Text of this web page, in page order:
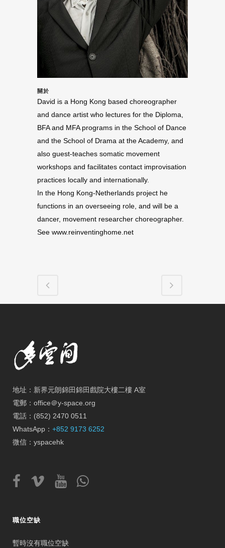
關於
David is a Hong Kong based choreographer
and dance artist who lectures for the Diploma,
BFA and MFA programs in the School of Dance
and the School of Drama at the Academy, and
also guest-teaches somatic movement
workshops and facilitates contact improvisation
practices locally and internationally.
In the Hong Kong-Netherlands project he
functions in an overseeing role, and will be a
dancer, movement researcher choreographer.
See www.reinventinghome.net
地址：新界元朗錦田錦田戲院大樓二樓 A室
電郵：office＠y-space.org
電話：(852) 2470 0511
WhatsApp： +852 9173 6252
微信：yspacehk
職位空缺
暫時沒有職位空缺